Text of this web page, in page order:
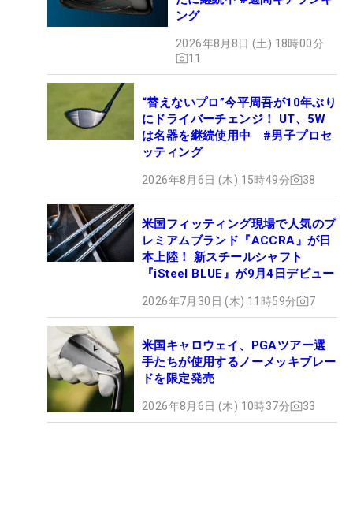
ング
2026年8月8日 (土) 18時00分
11
“替えないプロ”今平周吾が10年ぶり
にドライバーチェンジ！ UT、5W
は名器を継続使用中 #男子プロセ
ッティング
2026年8月6日 (木) 15時49分 38
米国フィッティング現場で人気のプ
レミアムブランド『ACCRA』が日
本上陸！ 新スチールシャフト
『iSteel BLUE』が9月4日デビュー
2026年7月30日 (木) 11時59分 7
米国キャロウェイ、PGAツアー選
手たちが使用するノーメッキブレー
ドを限定発売
2026年8月6日 (木) 10時37分 33